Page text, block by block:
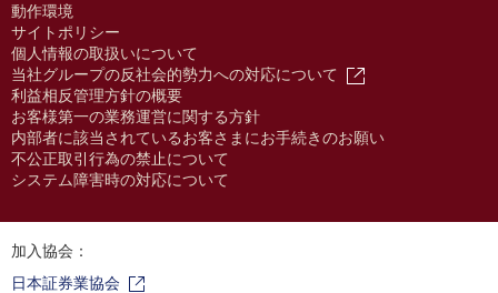
動作環境
サイトポリシー
個人情報の取扱いについて
当社グループの反社会的勢力への対応について
利益相反管理方針の概要
お客様第一の業務運営に関する方針
内部者に該当されているお客さまにお手続きのお願い
不公正取引行為の禁止について
システム障害時の対応について
加入協会：
日本証券業協会